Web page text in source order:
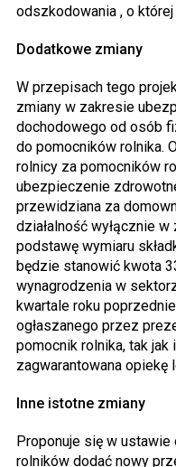
odszkodowania , o
Dodatkowe zmiany
W przepisach tego
zmiany w zakresie
dochodowego od osób
do pomocników rolnika.
rolnicy za pomocników
ubezpieczenie
przewidziana za
działalność wyłącznie
podstawę wymiaru
będzie stanowić kwota
wynagrodzenia w
kwartale roku
ogłaszanego przez
pomocnik rolnika, tak
zagwarantowana opiekę
Inne istotne zmiany
Proponuje się w
rolników dodać nowy